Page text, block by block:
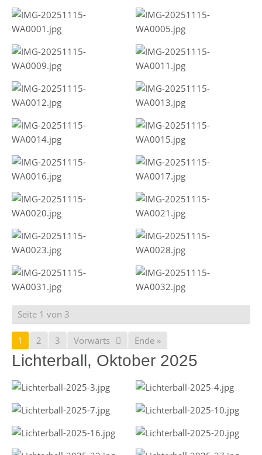
Seite 1 von 3
1 2 3 Vorwärts Ende »
Lichterball, Oktober 2025